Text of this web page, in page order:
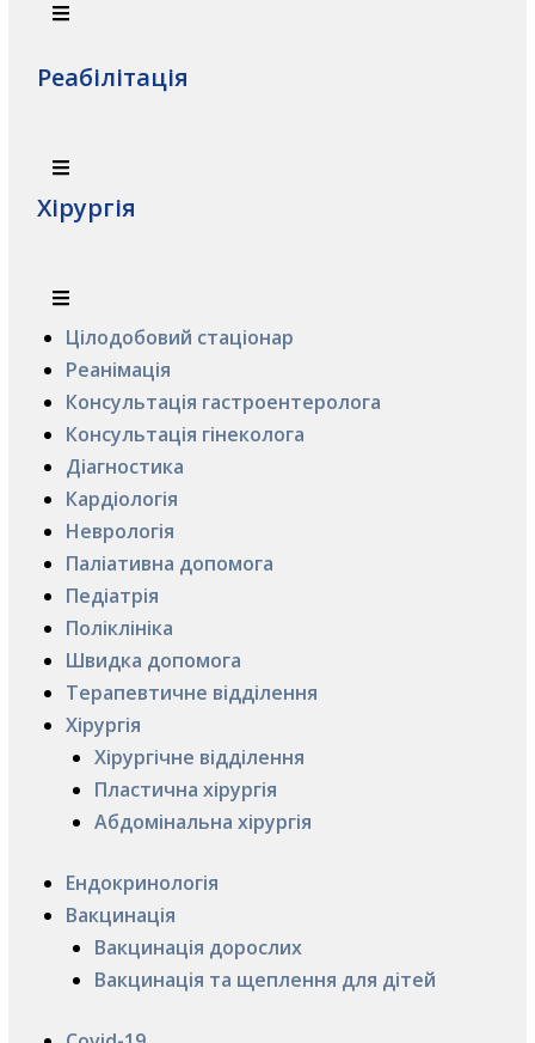
Реабілітація
Хірургія
Цілодобовий стаціонар
Реанімація
Консультація гастроентеролога
Консультація гінеколога
Діагностика
Кардіологія
Неврологія
Паліативна допомога
Педіатрія
Поліклініка
Швидка допомога
Терапевтичне відділення
Хірургія
Хірургічне відділення
Пластична хірургія
Абдомінальна хірургія
Ендокринологія
Вакцинація
Вакцинація дорослих
Вакцинація та щеплення для дітей